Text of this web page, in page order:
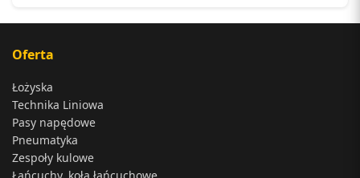
Oferta
Łożyska
Technika Liniowa
Pasy napędowe
Pneumatyka
Zespoły kulowe